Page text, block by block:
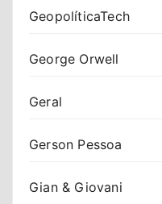
GeopolíticaTech
George Orwell
Geral
Gerson Pessoa
Gian & Giovani